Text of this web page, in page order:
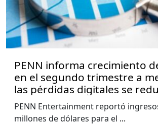
PENN informa crecimiento
en el segundo trimestre a
las pérdidas digitales se
PENN Entertainment reportó
millones de dólares para el ...